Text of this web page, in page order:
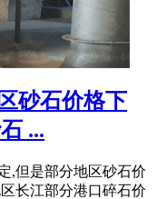
砂石价格下
...
,但是部分地区砂石价
长江部分港口碎石价